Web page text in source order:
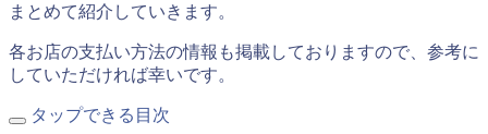
まとめて紹介していきます。
各お店の支払い方法の情報も掲載しておりますので、参考に
していただければ幸いです。
タップできる目次